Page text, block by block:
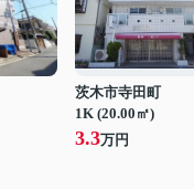
茨木市寺田町
1K (20.00㎡)
3.3万円